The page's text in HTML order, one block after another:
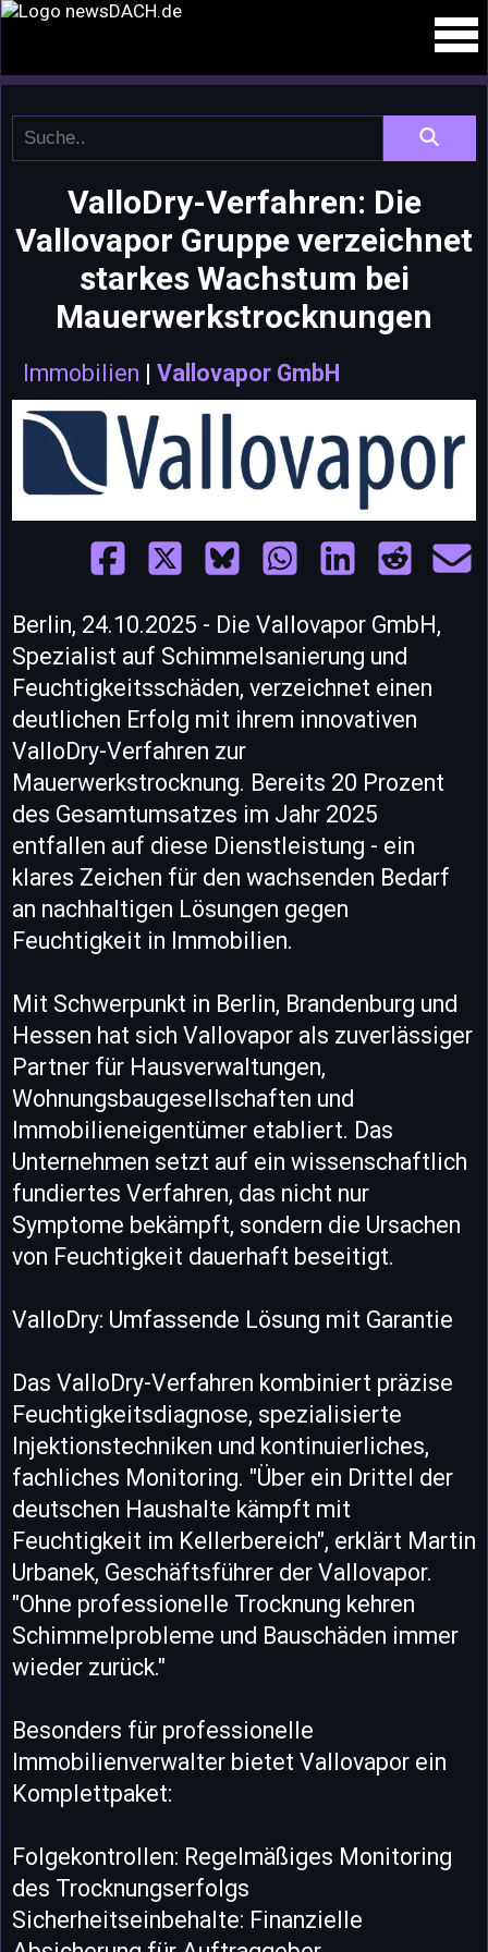
ValloDry-Verfahren: Die
Vallovapor Gruppe verzeichnet
starkes Wachstum bei
Mauerwerkstrocknungen
Immobilien | Vallovapor GmbH
Berlin, 24.10.2025 - Die Vallovapor GmbH,
Spezialist auf Schimmelsanierung und
Feuchtigkeitsschäden, verzeichnet einen
deutlichen Erfolg mit ihrem innovativen
ValloDry-Verfahren zur
Mauerwerkstrocknung. Bereits 20 Prozent
des Gesamtumsatzes im Jahr 2025
entfallen auf diese Dienstleistung - ein
klares Zeichen für den wachsenden Bedarf
an nachhaltigen Lösungen gegen
Feuchtigkeit in Immobilien.
Mit Schwerpunkt in Berlin, Brandenburg und
Hessen hat sich Vallovapor als zuverlässiger
Partner für Hausverwaltungen,
Wohnungsbaugesellschaften und
Immobilieneigentümer etabliert. Das
Unternehmen setzt auf ein wissenschaftlich
fundiertes Verfahren, das nicht nur
Symptome bekämpft, sondern die Ursachen
von Feuchtigkeit dauerhaft beseitigt.
ValloDry: Umfassende Lösung mit Garantie
Das ValloDry-Verfahren kombiniert präzise
Feuchtigkeitsdiagnose, spezialisierte
Injektionstechniken und kontinuierliches,
fachliches Monitoring. "Über ein Drittel der
deutschen Haushalte kämpft mit
Feuchtigkeit im Kellerbereich", erklärt Martin
Urbanek, Geschäftsführer der Vallovapor.
"Ohne professionelle Trocknung kehren
Schimmelprobleme und Bauschäden immer
wieder zurück."
Besonders für professionelle
Immobilienverwalter bietet Vallovapor ein
Komplettpaket:
Folgekontrollen: Regelmäßiges Monitoring
des Trocknungserfolgs
Sicherheitseinbehalte: Finanzielle